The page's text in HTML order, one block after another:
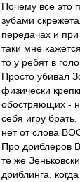
Почему все это
зубами
передачах и
таки мне
то у ребят в
Просто убивал
физически
обостряющих -
себя игру брать,
нет от слова
Про дриблеров
те же
дриблинга,